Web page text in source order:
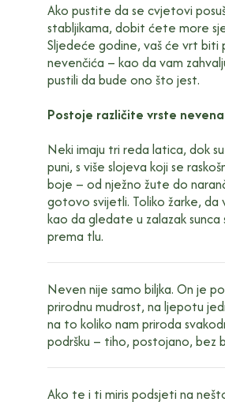
Ako pustite da se cvjetovi
stabljikama, dobit ćete more
Sljedeće godine, vaš će vrt biti
nevenčića – kao da vam
pustili da bude ono što jest.
Postoje različite vrste nevena
Neki imaju tri reda latica, dok
puni, s više slojeva koji se
boje – od nježno žute do
gotovo svijetli. Toliko žarke, da
kao da gledate u zalazak
prema tlu.
Neven nije samo biljka. On je
prirodnu mudrost, na ljepotu
na to koliko nam priroda
podršku – tiho, postojano, bez
Ako te i ti miris podsjeti na